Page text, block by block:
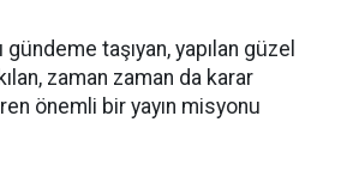
gündeme taşıyan, yapılan güzel
zaman zaman da karar
önemli bir yayın misyonu